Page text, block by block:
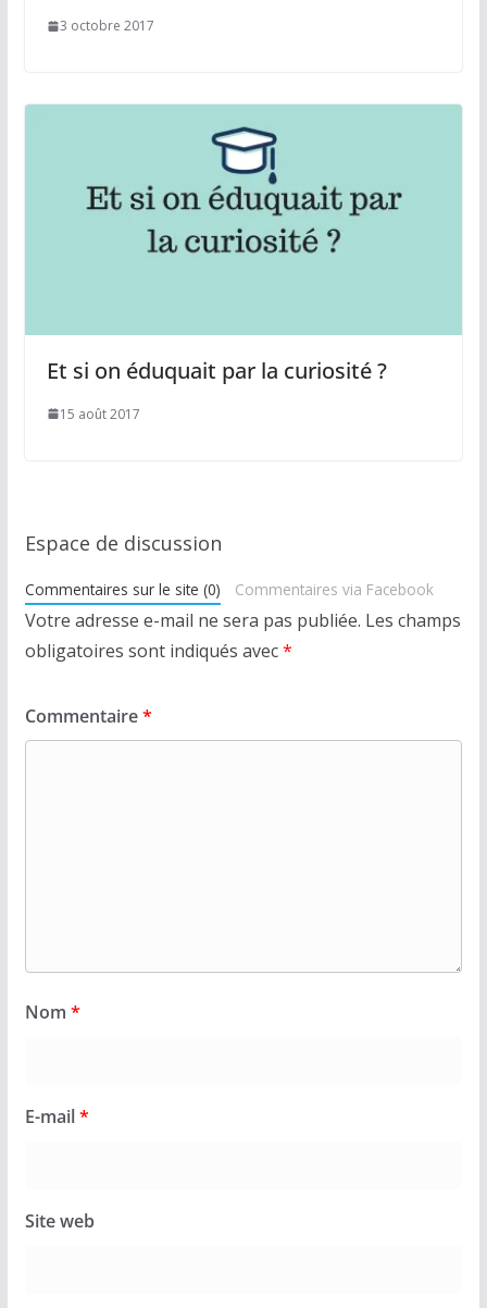
3 octobre 2017
Et si on éduquait par la curiosité ?
15 août 2017
Espace de discussion
Commentaires sur le site (0) Commentaires via Facebook
Votre adresse e-mail ne sera pas publiée. Les champs
obligatoires sont indiqués avec*
Commentaire*
Nom *
E-mail*
Site web